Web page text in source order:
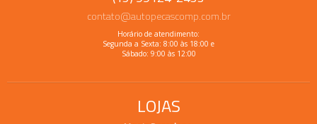
contato@autopecascomp.com.br
Horário de atendimento:
Segunda a Sexta: 8:00 às 18:00 e
Sábado: 9:00 às 12:00
LOJAS